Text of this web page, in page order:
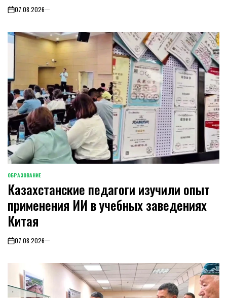
on07.08.2026
POSTED
IN
ОБРАЗОВАНИЕ
Казахстанские педагоги изучили опыт
применения ИИ в учебных заведениях
Китая
on07.08.2026